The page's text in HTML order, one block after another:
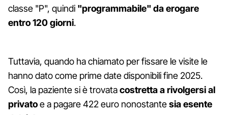
classe "P", quindi "programmabile" da erogare
entro 120 giorni.
Tuttavia, quando ha chiamato per fissare le visite le
hanno dato come prime date disponibili fine 2025.
Così, la paziente si è trovatacostretta a rivolgersi al
privatoe a pagare 422 euro nonostantesia esente